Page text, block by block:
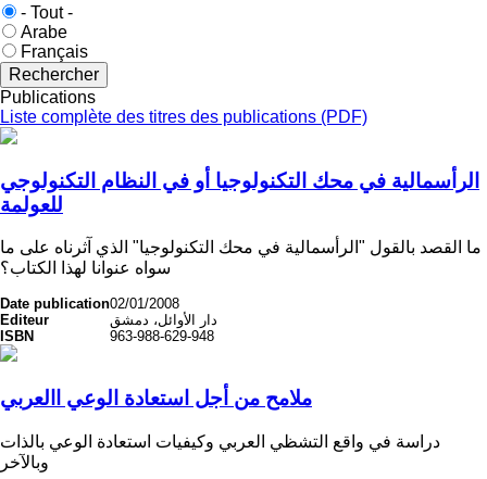
Langue
publication
- Tout -
Arabe
Français
Publications
Liste complète des titres des publications (PDF)
الرأسمالية في محك التكنولوجيا أو في النظام التكنولوجي
للعولمة
ما القصد بالقول "الرأسمالية في محك التكنولوجيا" الذي آثرناه على ما
سواه عنوانا لهذا الكتاب؟
Date publication02/01/2008
Editeur
دار الأوائل، دمشق
ISBN
963-988-629-948
ملامح من أجل استعادة الوعي االعربي
دراسة في واقع التشظي العربي وكيفيات استعادة الوعي بالذات
وبالآخر